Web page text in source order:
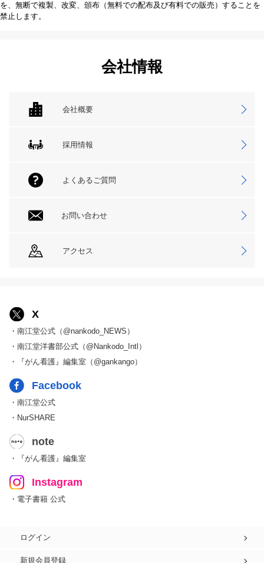
を、無断で複製、改変、頒布（無料での配布及び有料での販売）することを
禁止します。
会社情報
会社概要
採用情報
よくあるご質問
お問い合わせ
アクセス
X
・南江堂公式（@nankodo_NEWS）
・南江堂洋書部公式（@Nankodo_Intl）
・『がん看護』編集室（@gankango）
Facebook
・南江堂公式
・NurSHARE
note
・『がん看護』編集室
Instagram
・電子書籍 公式
ログイン
新規会員登録